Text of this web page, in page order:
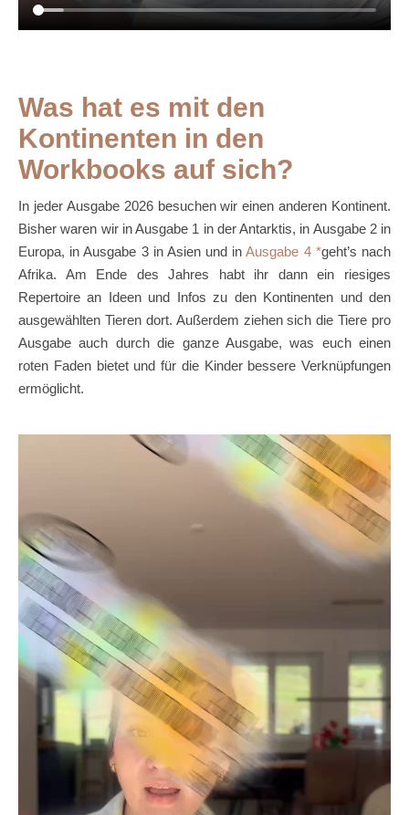
Was hat es mit den
Kontinenten in den
Workbooks auf sich?
In jeder Ausgabe 2026 besuchen wir einen anderen Kontinent.
Bisher waren wir in Ausgabe 1 in der Antarktis, in Ausgabe 2 in
Europa, in Ausgabe 3 in Asien und inAusgabe 4
geht’s nach
Afrika. Am Ende des Jahres habt ihr dann ein riesiges
Repertoire an Ideen und Infos zu den Kontinenten und den
ausgewählten Tieren dort. Außerdem ziehen sich die Tiere pro
Ausgabe auch durch die ganze Ausgabe, was euch einen
roten Faden bietet und für die Kinder bessere Verknüpfungen
ermöglicht.